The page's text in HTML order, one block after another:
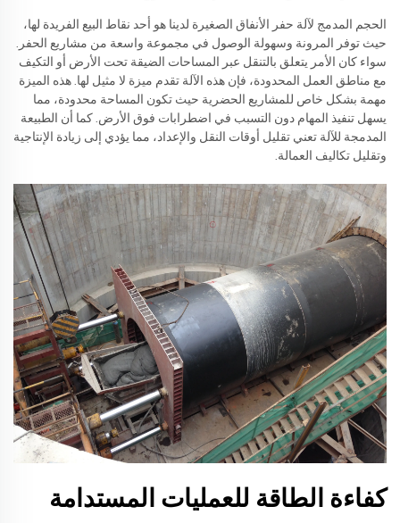
الحجم المدمج لآلة حفر الأنفاق الصغيرة لدينا هو أحد نقاط البيع الفريدة لها،
حيث توفر المرونة وسهولة الوصول في مجموعة واسعة من مشاريع الحفر.
سواء كان الأمر يتعلق بالتنقل عبر المساحات الضيقة تحت الأرض أو التكيف
مع مناطق العمل المحدودة، فإن هذه الآلة تقدم ميزة لا مثيل لها. هذه الميزة
مهمة بشكل خاص للمشاريع الحضرية حيث تكون المساحة محدودة، مما
يسهل تنفيذ المهام دون التسبب في اضطرابات فوق الأرض. كما أن الطبيعة
المدمجة للآلة تعني تقليل أوقات النقل والإعداد، مما يؤدي إلى زيادة الإنتاجية
وتقليل تكاليف العمالة.
كفاءة الطاقة للعمليات المستدامة